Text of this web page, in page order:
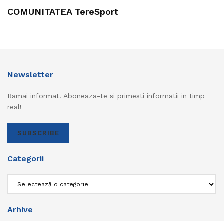
COMUNITATEA TereSport
Newsletter
Ramai informat! Aboneaza-te si primesti informatii in timp
real!
SUBSCRIBE
Categorii
Arhive